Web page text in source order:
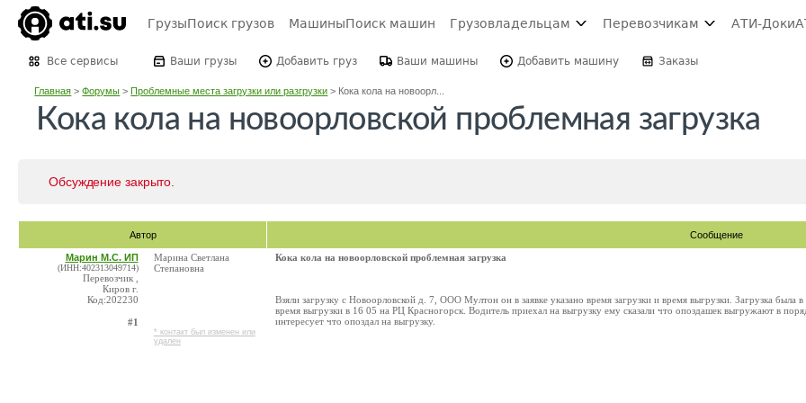
ГрузыПоиск грузов МашиныПоиск машин Грузовладельцам Перевозчикам АТИ-Доки
Все сервисы Ваши грузы Добавить груз Ваши машины Добавить машину Заказы
Главная >Форумы >Проблемные места загрузки или разгрузки > Кока кола на новоорл...
Кока кола на новоорловской проблемная загрузка
Обсуждение закрыто.
Автор Сообщение
Марин М.С. ИП
(ИНН:402313049714)
Перевозчик ,
Киров г.
Код:202230
#1
Марина Светлана
Степановна
* контакт был изменен или
удален
Кока кола на новоорловской проблемная загрузка
Взяли загрузку с Новоорловской д. 7, ООО Мултон он в заявке указано время загрузки и время выгрузки. Загрузка была
время выгрузки в 16 05 на РЦ Красногорск. Водитель приехал на выгрузку ему сказали что опоздашек выгружают в
интересует что опоздал на выгрузку.